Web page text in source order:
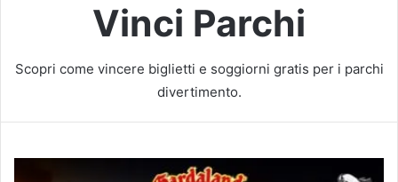
Vinci Parchi
Scopri come vincere biglietti e soggiorni gratis per i parchi
divertimento.